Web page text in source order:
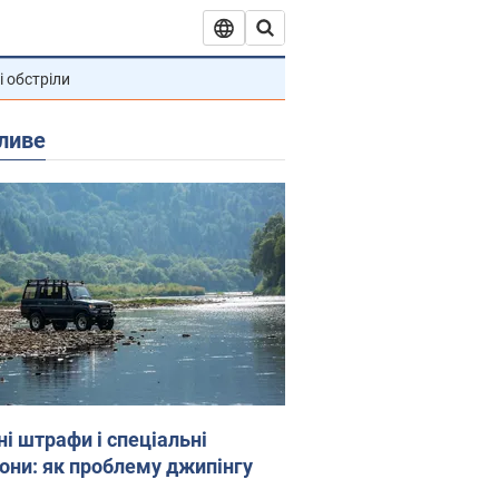
обстріли
штрафи і спеціальні
як проблему джипінгу